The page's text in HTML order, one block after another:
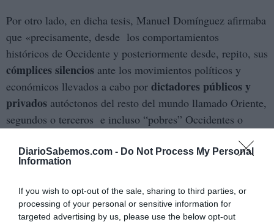
DiarioSabemos.com - Do Not Process My Personal
Information
If you wish to opt-out of the sale, sharing to third parties, or
processing of your personal or sensitive information for
targeted advertising by us, please use the below opt-out
Por otro lado, en dicha tesis, Manuel Domínguez afirmaba
que «precisamente, desde los comportamientos
históricos de Occidente y posteriormente desde, repito, sus
cómplices silencios ante los movimientos políticos y
económicos llevados a cabo por dictadores públicos y
privados autóctonos del resto del mundo llamado Oriente,
segundos o terceros e incluso “pobres” Occidentes o
primer lugar la sociedad del bienestar y más tarde la
globalización económica en función de sus propias crisis
existenciales desde el punto de vista social y humano y
peor aún desde sus propias crisis culturales».